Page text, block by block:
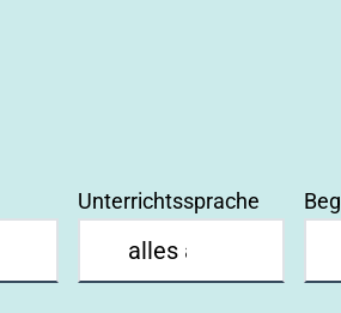
Unterrichtssprache